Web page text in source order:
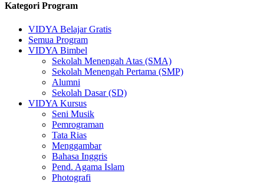
Kategori Program
VIDYA Belajar Gratis
Semua Program
VIDYA Bimbel
Sekolah Menengah Atas (SMA)
Sekolah Menengah Pertama (SMP)
Alumni
Sekolah Dasar (SD)
VIDYA Kursus
Seni Musik
Pemrograman
Tata Rias
Menggambar
Bahasa Inggris
Pend. Agama Islam
Photografi